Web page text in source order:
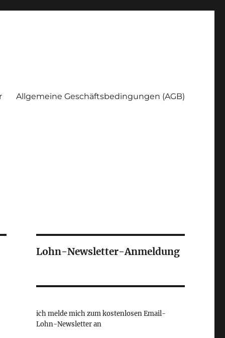
Allgemeine Geschäftsbedingungen (AGB)
Lohn-Newsletter-Anmeldung
ich melde mich zum kostenlosen Email-
Lohn-Newsletter an